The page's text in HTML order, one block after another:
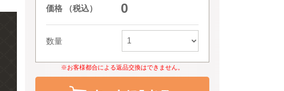
価格 （税込） 0
数量
※お客様都合による返品交換はできません。